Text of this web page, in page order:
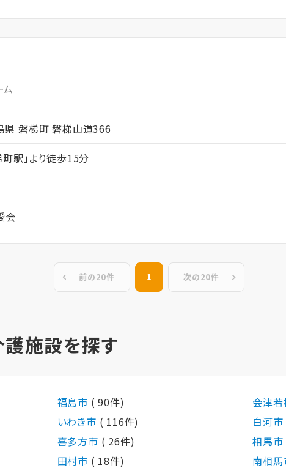
ム
県 磐梯町 磐梯山道366
駅」より徒歩15分
会
前の20件 1 次の20件
施設を探す
福島市 ( 90件)
会津
いわき市 ( 116件)
白河市
喜多方市 ( 26件)
相馬市
田村市 ( 18件)
南相